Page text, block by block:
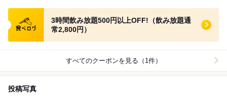
食べログ クーポン
3時間飲み放題500円以上OFF!（飲み放題通
常2,800円）
すべてのクーポンを見る（1件）
投稿写真